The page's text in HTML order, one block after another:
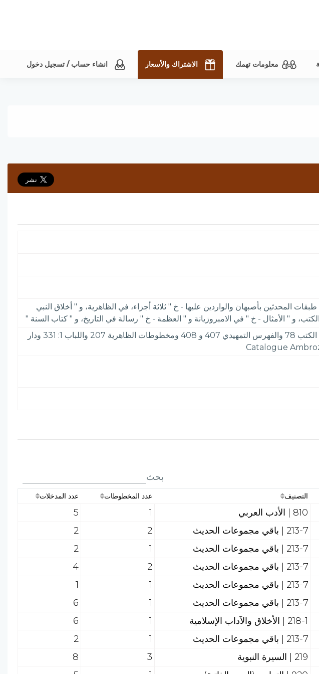
معلومات تهمك الاشتراك والأسعار انشاء حساب / تسجيل دخول
المحدثين بأصبهان والواردين عليها - خ " ثلاثة أجزاء، في الظاهرية، و " أخلاق النبي
و " الأمثال - خ " في الامبروزيانة و " العظمة - خ " رسالة في التاريخ، و " كتاب السنة "
الأعلام 4: 120& الرسالة المستطرفة 29 والنجوم الزاهرة 4: 136 و Brock S I: 347. وخزائن الكتب 78 والفهرس التمهيدي 407 و 408 ومخطوطات الظاهرية 207 واللباب 1: 331 ودار
بحث
التصنيف عدد المخطوطات عدد المدخلات
810 | الأدب العربي 1
5
213-7 | باقي مجموعات الحديث 2
2
213-7 | باقي مجموعات الحديث 1
2
213-7 | باقي مجموعات الحديث 2
4
213-7 | باقي مجموعات الحديث 1
1
213-7 | باقي مجموعات الحديث 1
6
218-1 | الأخلاق والآداب الإسلامية 1
6
213-7 | باقي مجموعات الحديث 1
2
219 | السيرة النبوية 3
8